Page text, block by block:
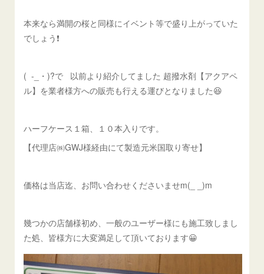
本来なら満開の桜と同様にイベント等で盛り上がっていた
でしょう❗️
( -_・)?で 以前より紹介してました 超撥水剤【アクアペ
ル】を業者様方への販売も行える運びとなりました😆
ハーフケース１箱、１０本入りです。
【代理店㈱GWJ様経由にて製造元米国取り寄せ】
価格は当店迄、お問い合わせくださいませm(_ _)m
幾つかの店舗様初め、一般のユーザー様にも施工致しまし
た処、皆様方に大変満足して頂いております😀